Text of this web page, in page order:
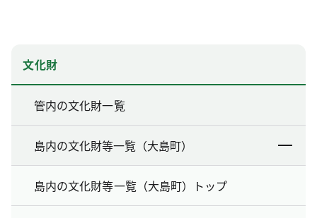
文化財
管内の文化財一覧
島内の文化財等一覧（大島町）
島内の文化財等一覧（大島町）トップ